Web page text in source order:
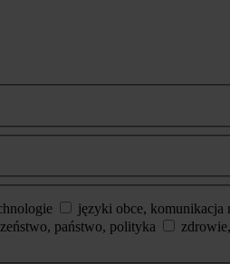
języki obce, komunikacja
państwo, polityka